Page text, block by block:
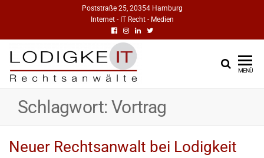
Poststraße 25, 20354 Hamburg
Internet - IT Recht - Medien
FÜR
MEDIEN | DR.
LODIGKEIT
HAMBURG |
Markenrecht
MENÜ
Schlagwort: Vortrag
Neuer Rechtsanwalt bei Lodigkeit